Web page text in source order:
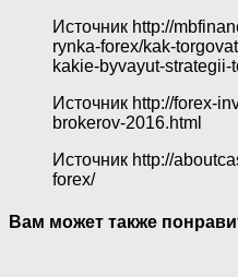
Источник http://
rynka-forex/kak-
kakie-byvayut-strategii-
Источник http://forex-
brokerov-2016.html
Источник http://
forex/
Вам может также